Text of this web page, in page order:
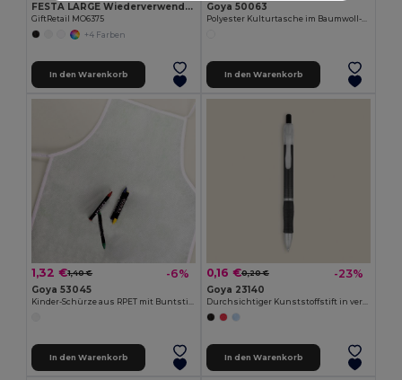
FESTA LARGE Wiederverwendbarer Becher 300ml
GiftRetail MO6375
+4 Farben
In den Warenkorb
Goya 50063
Polyester Kulturtasche im Baumwoll-Look, Sublimation POLY
In den Warenkorb
1,32 €1,40 € -6%
Goya 53045
Kinder-Schürze aus RPET mit Buntstiften COOKER
In den Warenkorb
0,16 €0,20 € -23%
Goya 23140
Durchsichtiger Kunststoffstift in verschiedenen Farben TRANSLUCENT
In den Warenkorb